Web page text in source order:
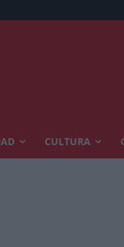
CULTURA